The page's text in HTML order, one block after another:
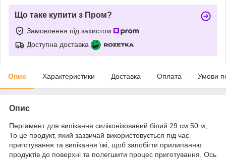
Що таке купити з Пром?
Замовлення під захистом
Доступна доставка
Опис Характеристики Доставка Оплата Умови
Опис
Пергамент для випікання силіконізований білий 29 см 50 м,
То це продукт, який зазвичай використовується під час
приготування та випікання їжі, щоб запобігти прилипанню
продуктів до поверхні та полегшити процес приготування. Ось